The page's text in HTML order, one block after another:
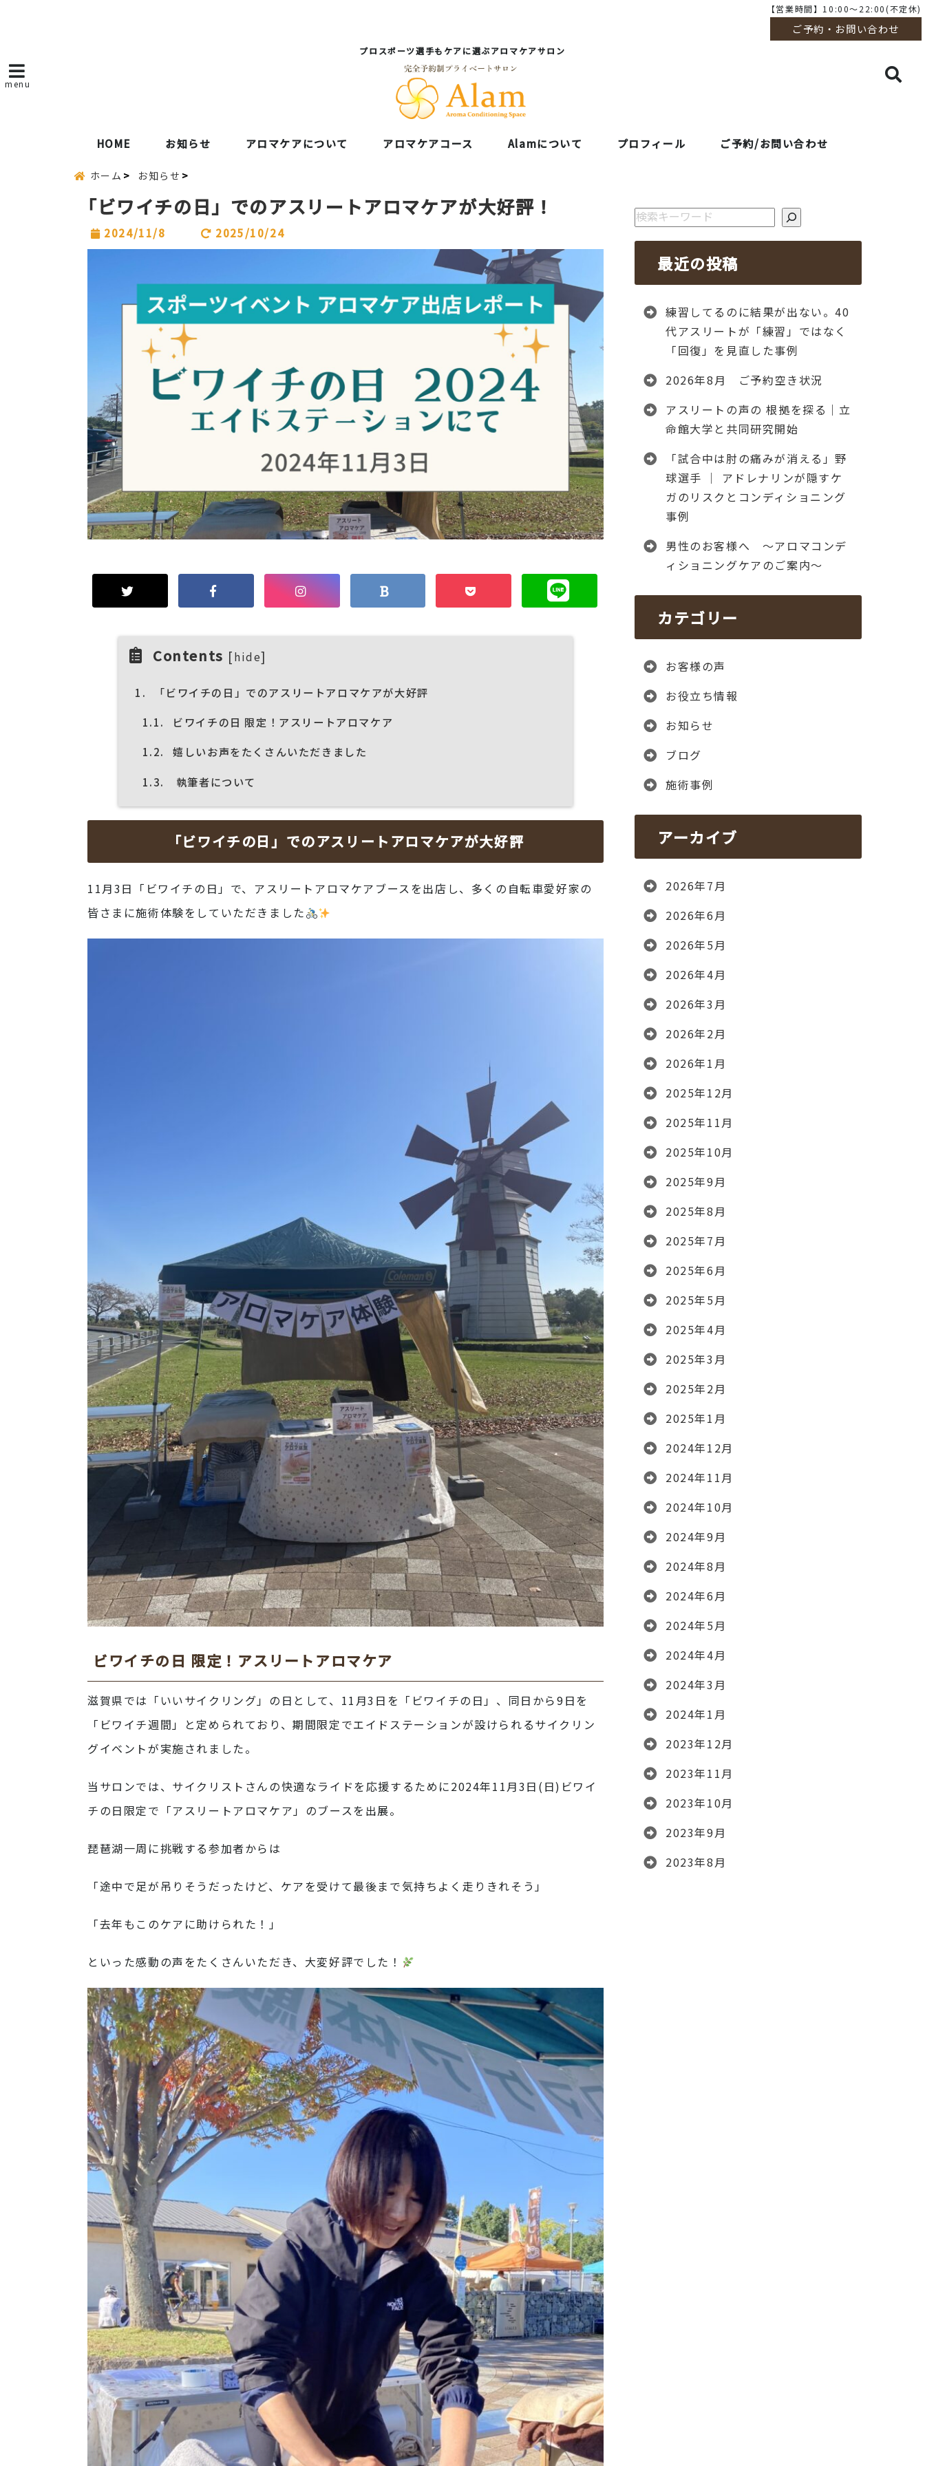
【営業時間】10:00～22:00(不定休)
ご予約・お問い合わせ
プロスポーツ選手もケアに選ぶアロマケアサロン
menu
HOME お知らせ アロマケアについて アロマケアコース Alamについて プロフィール ご予約/お問い合わせ
ホーム お知らせ
｢ビワイチの日」でのアスリートアロマケアが大好評！
2024/11/8 2025/10/24
Contents [hide]
1.
「ビワイチの日」でのアスリートアロマケアが大好評
1.1.
ビワイチの日 限定！アスリートアロマケア
1.2.
嬉しいお声をたくさんいただきました
1.3.
執筆者について
「ビワイチの日」でのアスリートアロマケアが大好評
11月3日「ビワイチの日」で、アスリートアロマケアブースを出店し、多くの自転車愛好家の
皆さまに施術体験をしていただきました
ビワイチの日 限定！アスリートアロマケア
滋賀県では「いいサイクリング」の日として、11月3日を「ビワイチの日」、同日から9日を
「ビワイチ週間」と定められており、期間限定でエイドステーションが設けられるサイクリン
グイベントが実施されました。
当サロンでは、サイクリストさんの快適なライドを応援するために2024年11月3日(日)ビワイ
チの日限定で「アスリートアロマケア」のブースを出展。
琵琶湖一周に挑戦する参加者からは
「途中で足が吊りそうだったけど、ケアを受けて最後まで気持ちよく走りきれそう」
「去年もこのケアに助けられた！」
といった感動の声をたくさんいただき、大変好評でした！
検索
最近の投稿
練習してるのに結果が出ない。40
代アスリートが「練習」ではなく
「回復」を見直した事例
2026年8月 ご予約空き状況
アスリートの声の 根拠を探る｜立
命館大学と共同研究開始
「試合中は肘の痛みが消える」野
球選手 │ アドレナリンが隠すケ
ガのリスクとコンディショニング
事例
男性のお客様へ ～アロマコンデ
ィショニングケアのご案内～
カテゴリー
お客様の声
お役立ち情報
お知らせ
ブログ
施術事例
アーカイブ
2026年7月
2026年6月
2026年5月
2026年4月
2026年3月
2026年2月
2026年1月
2025年12月
2025年11月
2025年10月
2025年9月
2025年8月
2025年7月
2025年6月
2025年5月
2025年4月
2025年3月
2025年2月
2025年1月
2024年12月
2024年11月
2024年10月
2024年9月
2024年8月
2024年6月
2024年5月
2024年4月
2024年3月
2024年1月
2023年12月
2023年11月
2023年10月
2023年9月
2023年8月